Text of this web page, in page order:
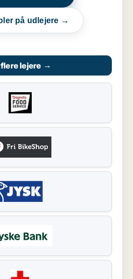
på udlejere →
lejere →